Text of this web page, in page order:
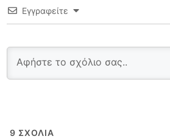
Εγγραφείτε
9 ΣΧΌΛΙΑ